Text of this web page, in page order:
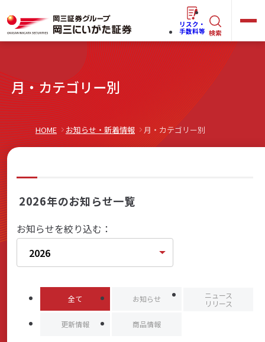
ー
ワ
ー
ド
らくらくネット情報便
岡三にいがたと始める
商品・サービス
リスク・
手数料等 検索
キ
ー
ド
で
探
月・カテゴリー別
HOME お知らせ・新着情報 月・カテゴリー別
2026年のお知らせ一覧
お知らせを絞り込む：
全て お知らせ
ニュース
リリース
更新情報 商品情報